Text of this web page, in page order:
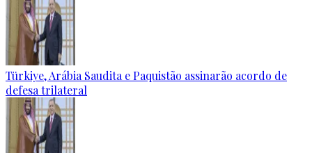
Türkiye, Arábia Saudita e Paquistão assinarão acordo de
defesa trilateral